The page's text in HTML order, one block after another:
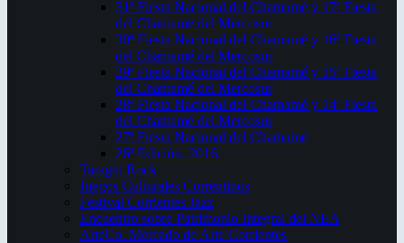
31ª Fiesta Nacional del Chamamé y 17ª Fiesta
del Chamamé del Mercosur
30ª Fiesta Nacional del Chamamé y 16ª Fiesta
del Chamamé del Mercosur
29ª Fiesta Nacional del Chamamé y 15ª Fiesta
del Chamamé del Mercosur
28ª Fiesta Nacional del Chamamé y 14ª Fiesta
del Chamamé del Mercosur
27ª Fiesta Nacional del Chamamé
26ª Edición. 2016.
Taragüi Rock
Juegos Culturales Correntinos
Festival Corrientes Jazz
Encuentro sobre Patrimonio Integral del NEA
ArteCo. Mercado de Arte Corrientes